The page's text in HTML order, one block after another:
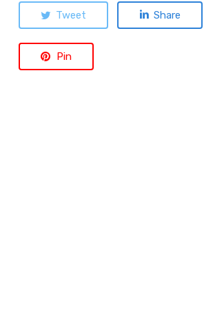
Tweet Share
Pin